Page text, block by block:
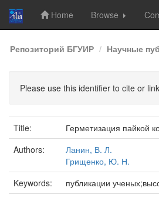
Skip
navigation
Home Browse
Репозиторий БГУИР Научные
Please use this identifier to cite or
Title:
Герметизация пайкой
Authors:
Ланин, В. Л.
Грищенко, Ю. Н.
Keywords:
публикации